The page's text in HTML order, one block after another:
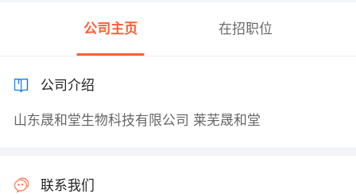
公司主页 在招职位
公司介绍
山东晟和堂生物科技有限公司 莱芜晟和堂
联系我们